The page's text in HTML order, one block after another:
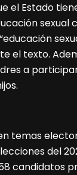
el Estado
sexual
el texto.
a
temas
del
candidatos